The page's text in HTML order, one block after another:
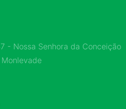
- Nossa Senhora da Conceição